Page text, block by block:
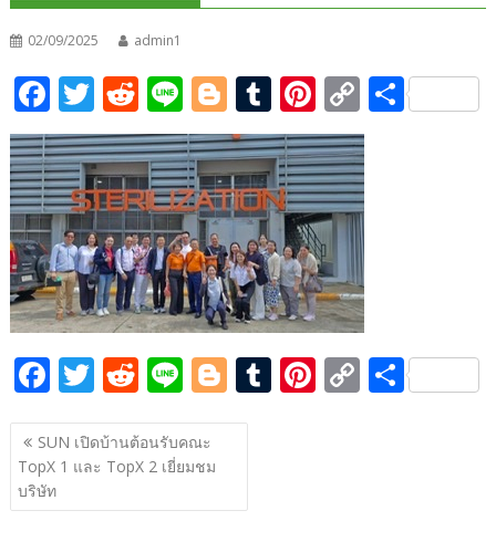
02/09/2025 admin1
F
ac
e
b
o
o
k
T
w
itt
er
R
e
d
di
t
Li
n
e
Bl
o
g
g
er
T
u
m
bl
r
Pi
nt
er
e
st
C
o
p
y
Li
n
k
S
F
ac
e
b
o
T
w
itt
er
R
e
d
di
t
Li
n
e
Bl
o
er
T Pi C S
แนะแนว
เรื่อง
SUN เปิดบ้านต้อนรับคณะ
TopX 1 และ TopX 2 เยี่ยมชม
บริษัท